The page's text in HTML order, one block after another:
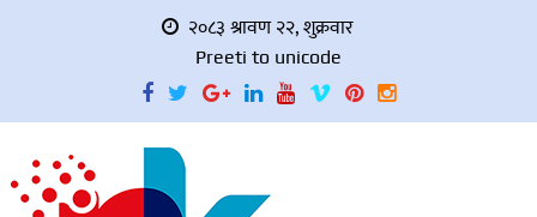
२०८३ श्रावण २२, शुक्रवार
Preeti to unicode